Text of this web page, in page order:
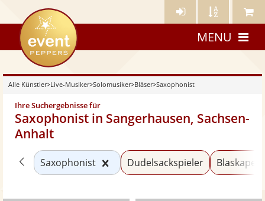
Künstler- Künstler Meine
eventpeppers
MENU
Alle Künstler>Live-Musiker>Solomusiker>Bläser>Saxophonist
Ihre Suchergebnisse für
Saxophonist in Sangerhausen, Sachsen-
Anhalt
Zurück zu «Bläser»
Saxophonist Kategorie «Saxophonist»
Dudelsackspieler